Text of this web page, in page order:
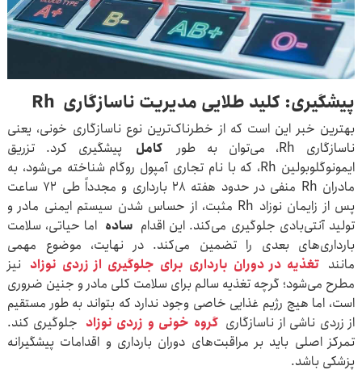
پیشگیری: کلید طلایی مدیریت ناسازگاری
بهترین خبر این است که از خطرناک‌ترین نوع ناسازگاری خونی، یعنی
ناسازگاری Rh، می‌توان به طور
کامل پیشگیری کرد. تزریق
ایمونوگلوبولین Rh، که با نام تجاری آمپول روگام شناخته می‌شود، به
مادران Rh منفی در حدود هفته ۲۸ بارداری و مجدداً طی ۷۲ ساعت
پس از زایمان نوزاد Rh مثبت، از حساس شدن سیستم ایمنی مادر و
تولید آنتی‌بادی جلوگیری می‌کند. این اقدام ساده اما حیاتی، سلامت
بارداری‌های بعدی را تضمین می‌کند. در نهایت، موضوع مهمی
مانند تغذیه در دوران بارداری برای جلوگیری از زردی نوزاد نیز
مطرح می‌شود؛ گرچه تغذیه سالم برای سلامت کلی مادر و جنین ضروری
است، اما هیچ رژیم غذایی خاصی وجود ندارد که بتواند به طور مستقیم
از زردی ناشی از ناسازگاریگروه خونی و زردی نوزاد جلوگیری کند.
تمرکز اصلی باید بر مراقبت‌های دوران بارداری و اقدامات پیشگیرانه
پزشکی باشد.